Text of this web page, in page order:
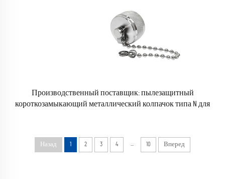
Производственный поставщик: пылезащитный
короткозамыкающий металлический колпачок типа N для
Назад 1 2 3 4 ... 10 Вперед